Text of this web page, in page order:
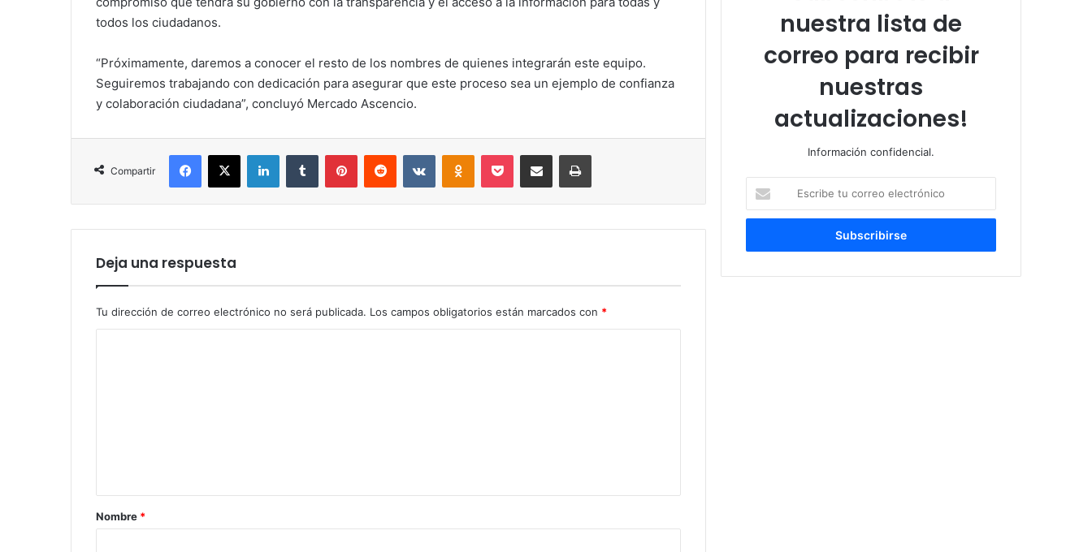
todos los ciudadanos.
“Próximamente, daremos a conocer el resto de los nombres de quienes integrarán este equipo.
Seguiremos trabajando con dedicación para asegurar que este proceso sea un ejemplo de confianza
y colaboración ciudadana”, concluyó Mercado Ascencio.
Compartir
Facebook
X LinkedInTumblr PinterestReddit VKontakteOdnoklassniki
Pocket Compartir por correo electrónicoImprimir
Deja una respuesta
Tu dirección de correo electrónico no será publicada. Los campos obligatorios están marcados con *
rNombre *
nuestra lista de
correo para recibir
nuestras
actualizaciones!
Información confidencial.
tu
correo